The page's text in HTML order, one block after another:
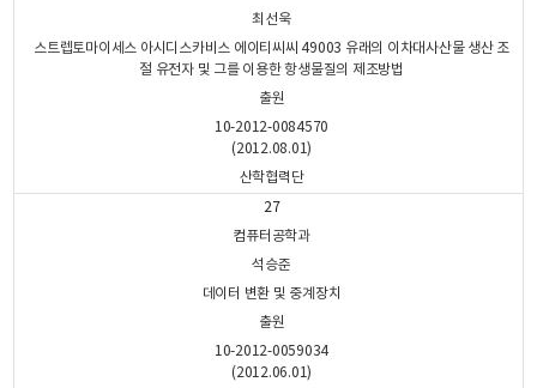
최선욱
스트렙토마이세스 아시디스카비스 에이티씨씨 49003 유래의 이차대사산물 생산 조
절 유전자 및 그를 이용한 항생물질의 제조방법
출원
10-2012-0084570
(2012.08.01)
산학협력단
27
컴퓨터공학과
석승준
데이터 변환 및 중계장치
출원
10-2012-0059034
(2012.06.01)